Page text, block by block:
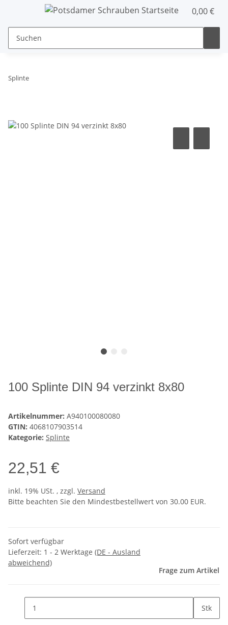
0,00 €
Splinte
100 Splinte DIN 94 verzinkt 8x80
Artikelnummer: A940100080080
GTIN: 4068107903514
Kategorie: Splinte
22,51 €
inkl. 19% USt. , zzgl. Versand
Bitte beachten Sie den Mindestbestellwert von 30.00 EUR.
Sofort verfügbar
Lieferzeit: 1 - 2 Werktage (DE - Ausland
abweichend)
Frage zum Artikel
Stk